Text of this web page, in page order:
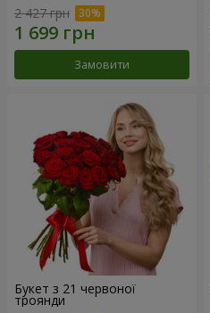
2 427 грн
Замовити
Букет з 21 червоної
троянди